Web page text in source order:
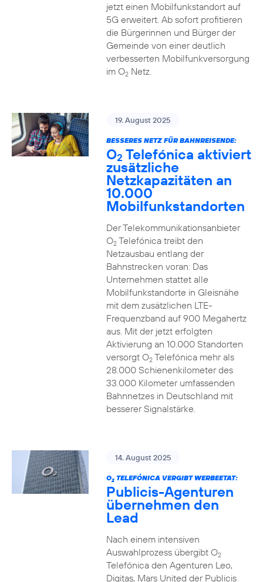
jetzt einen Mobilfunkstandort auf
5G erweitert. Ab sofort profitieren
die Bürgerinnen und Bürger der
Gemeinde von einer deutlich
verbesserten Mobilfunkversorgung
im O2Netz.
19. August 2025
BESSERES NETZ FÜR BAHNREISENDE:
O2 Telefónica aktiviert
zusätzliche
Netzkapazitäten an
10.000
Mobilfunkstandorten
Der Telekommunikationsanbieter
O2Telefónica treibt den
Netzausbau entlang der
Bahnstrecken voran: Das
Unternehmen stattet alle
Mobilfunkstandorte in Gleisnähe
mit dem zusätzlichen LTE-
Frequenzband auf 900 Megahertz
aus. Mit der jetzt erfolgten
Aktivierung an 10.000 Standorten
versorgt O2Telefónica mehr als
28.000 Schienenkilometer des
33.000 Kilometer umfassenden
Bahnnetzes in Deutschland mit
besserer Signalstärke.
14. August 2025
O2TELEFÓNICA VERGIBT WERBEETAT:
Publicis-Agenturen
übernehmen den
Lead
Nach einem intensiven
Auswahlprozess übergibt O2
Telefónica den Agenturen Leo,
Digitas, Mars United der Publicis